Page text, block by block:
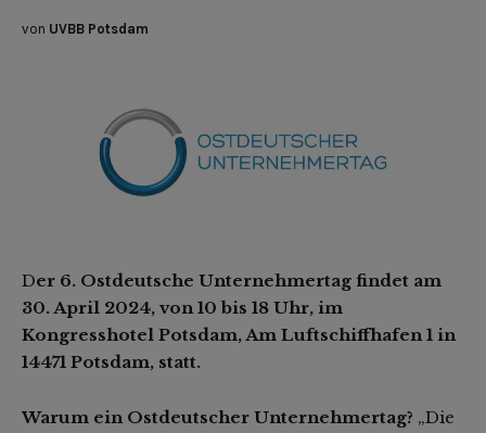
von UVBB Potsdam
Der 6. Ostdeutsche Unternehmertag findet am
30. April 2024, von 10 bis 18 Uhr, im
Kongresshotel Potsdam, Am Luftschiffhafen 1 in
14471 Potsdam, statt.
Warum ein Ostdeutscher Unternehmertag? „Die